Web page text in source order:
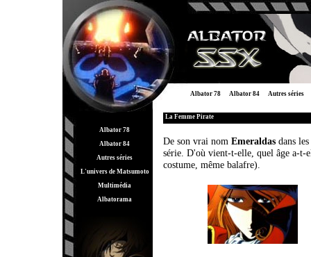
Albator 78 Albator 84 Autres séries
Albator 78
Albator 84
Autres séries
L'univers de Matsumoto
Multimédia
Albatorama
La Femme Pirate
De son vrai nom Emeraldas dans
série. D'où vient-t-elle, quel âge a-t-
costume, même balafre).